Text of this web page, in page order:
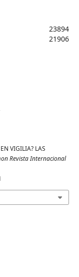
23894
21906
VIGILIA? LAS
Revista Internacional